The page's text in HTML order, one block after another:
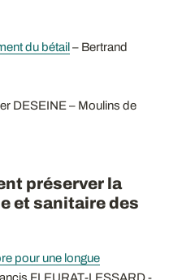
du bétail – Bertrand
DESEINE – Moulins de
préserver la
et sanitaire des
pour une longue
FLEURAT-LESSARD -